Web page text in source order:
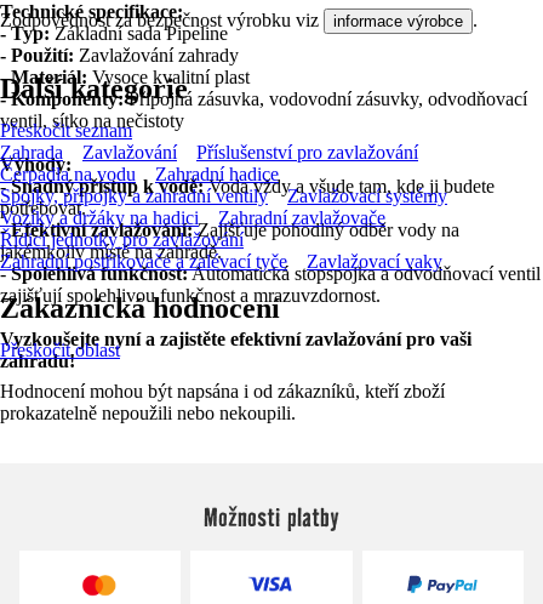
Technické specifikace:
- Typ: Základní sada Pipeline
- Použití: Zavlažování zahrady
- Materiál: Vysoce kvalitní plast
- Komponenty:Přípojná zásuvka, vodovodní zásuvky, odvodňovací
ventil, sítko na nečistoty
Výhody:
-Snadný přístup k vodě:Voda vždy a všude tam, kde ji budete
potřebovat.
-Efektivní zavlažování:Zajišťuje pohodlný odběr vody na
jakémkoliv místě na zahradě.
-Spolehlivá funkčnost:Automatická stopspojka a odvodňovací ventil
zajišťují spolehlivou funkčnost a mrazuvzdornost.
Vyzkoušejte nyní a zajistěte efektivní zavlažování pro vaši
zahradu!
Zodpovědnost za bezpečnost výrobku viz informace výrobce .
Další kategorie
Přeskočit seznam
Zahrada
Zavlažování
Příslušenství pro zavlažování
Čerpadla na vodu
Zahradní hadice
Spojky, přípojky a zahradní ventily
Zavlažovací systémy
Vozíky a držáky na hadici
Zahradní zavlažovače
Řídicí jednotky pro zavlažování
Zahradní postřikovače a zalévací tyče
Zavlažovací vaky
Zákaznická hodnocení
Přeskočit oblast
Hodnocení mohou být napsána i od zákazníků, kteří zboží
prokazatelně nepoužili nebo nekoupili.
Možnosti platby